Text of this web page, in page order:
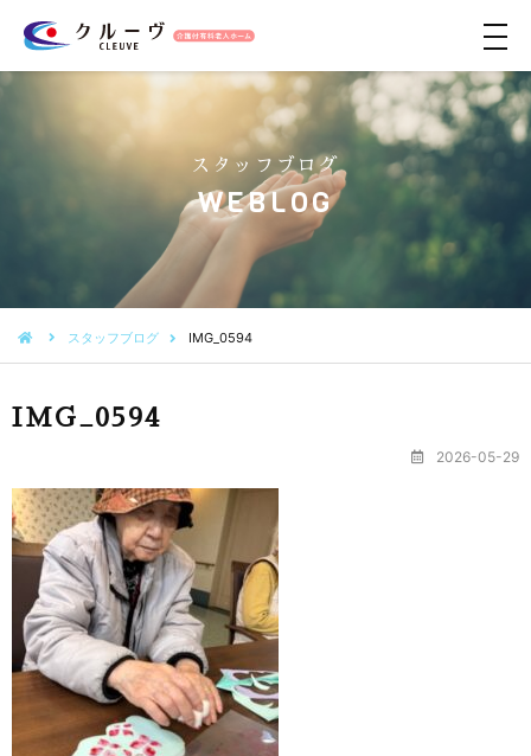
メ
ュ
ー
スタッフブログ
WEBLOG
スタッフブログ IMG_0594
IMG_0594
2026-05-29